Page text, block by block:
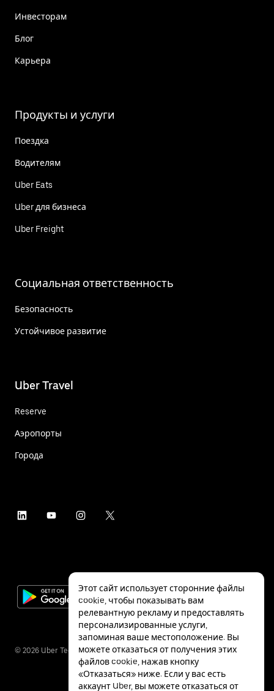
Инвесторам
Блог
Карьера
Продукты и услуги
Поездка
Водителям
Uber Eats
Uber для бизнеса
Uber Freight
Социальная ответственность
Безопасность
Устойчивое развитие
Uber Travel
Reserve
Аэропорты
Города
© 2026 Uber Technologies Inc.
Этот сайт использует сторонние файлы
cookie, чтобы показывать вам
релевантную рекламу и предоставлять
персонализированные услуги,
запоминая ваше местоположение. Вы
можете отказаться от получения этих
файлов cookie, нажав кнопку
«Отказаться» ниже. Если у вас есть
аккаунт Uber, вы можете отказаться от